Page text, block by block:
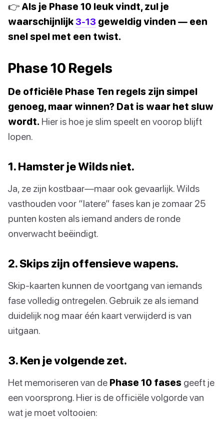
👉 Als je Phase 10 leuk vindt, zul je
waarschijnlijk 3-13 geweldig vinden — een
snel spel met een twist.
Phase 10 Regels
De officiële Phase Ten regels zijn simpel
genoeg, maar winnen? Dat is waar het sluw
wordt. Hier is hoe je slim speelt en voorop blijft
lopen.
1. Hamster je Wilds niet.
Ja, ze zijn kostbaar—maar ook gevaarlijk. Wilds
vasthouden voor “latere” fases kan je zomaar 25
punten kosten als iemand anders de ronde
onverwacht beëindigt.
2. Skips zijn offensieve wapens.
Skip-kaarten kunnen de voortgang van iemands
fase volledig ontregelen. Gebruik ze als iemand
duidelijk nog maar één kaart verwijderd is van
uitgaan.
3. Ken je volgende zet.
Het memoriseren van de Phase 10 fases geeft je
een voorsprong. Hier is de officiële volgorde van
wat je moet voltooien: